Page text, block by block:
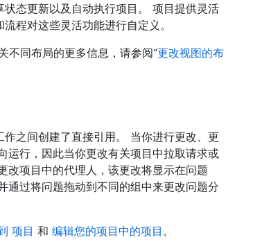
态更新以及自动执行项目。 项目提供灵活
程对这些灵活功能进行自定义。
不同布局的更多信息，请参阅“更改视图的布
之间创建了直接引用。 当你进行更改、更
运行，因此当你更改有关项目中拉取请求或
改项目中的代理人，该更改将显示在问题
通过将问题拖动到不同的组中来更改问题分
项目 和 编辑您的项目中的项目 。